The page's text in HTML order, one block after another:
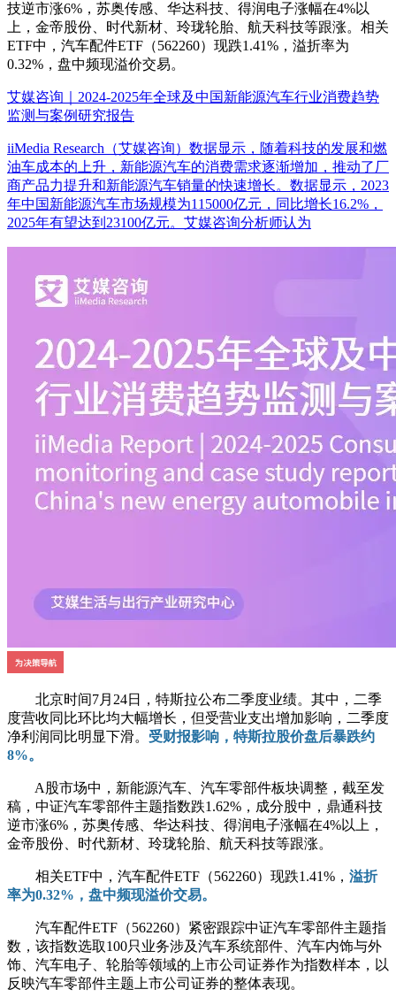
技逆市涨6%，苏奥传感、华达科技、得润电子涨幅在4%以
上，金帝股份、时代新材、玲珑轮胎、航天科技等跟涨。相关
ETF中，汽车配件ETF（562260）现跌1.41%，溢折率为
0.32%，盘中频现溢价交易。
艾媒咨询｜2024-2025年全球及中国新能源汽车行业消费趋势
监测与案例研究报告
iiMedia Research（艾媒咨询）数据显示，随着科技的发展和燃
油车成本的上升，新能源汽车的消费需求逐渐增加，推动了厂
商产品力提升和新能源汽车销量的快速增长。数据显示，2023
年中国新能源汽车市场规模为115000亿元，同比增长16.2%，
2025年有望达到23100亿元。艾媒咨询分析师认为
北京时间7月24日，特斯拉公布二季度业绩。其中，二季
度营收同比环比均大幅增长，但受营业支出增加影响，二季度
净利润同比明显下滑。 受财报影响，特斯拉股价盘后暴跌约
8%。
A股市场中，新能源汽车、汽车零部件板块调整，截至发
稿，中证汽车零部件主题指数跌1.62%，成分股中，鼎通科技
逆市涨6%，苏奥传感、华达科技、得润电子涨幅在4%以上，
金帝股份、时代新材、玲珑轮胎、航天科技等跟涨。
相关ETF中，汽车配件ETF（562260）现跌1.41%， 溢折
率为0.32%，盘中频现溢价交易。
汽车配件ETF（562260）紧密跟踪中证汽车零部件主题指
数，该指数选取100只业务涉及汽车系统部件、汽车内饰与外
饰、汽车电子、轮胎等领域的上市公司证券作为指数样本，以
反映汽车零部件主题上市公司证券的整体表现。